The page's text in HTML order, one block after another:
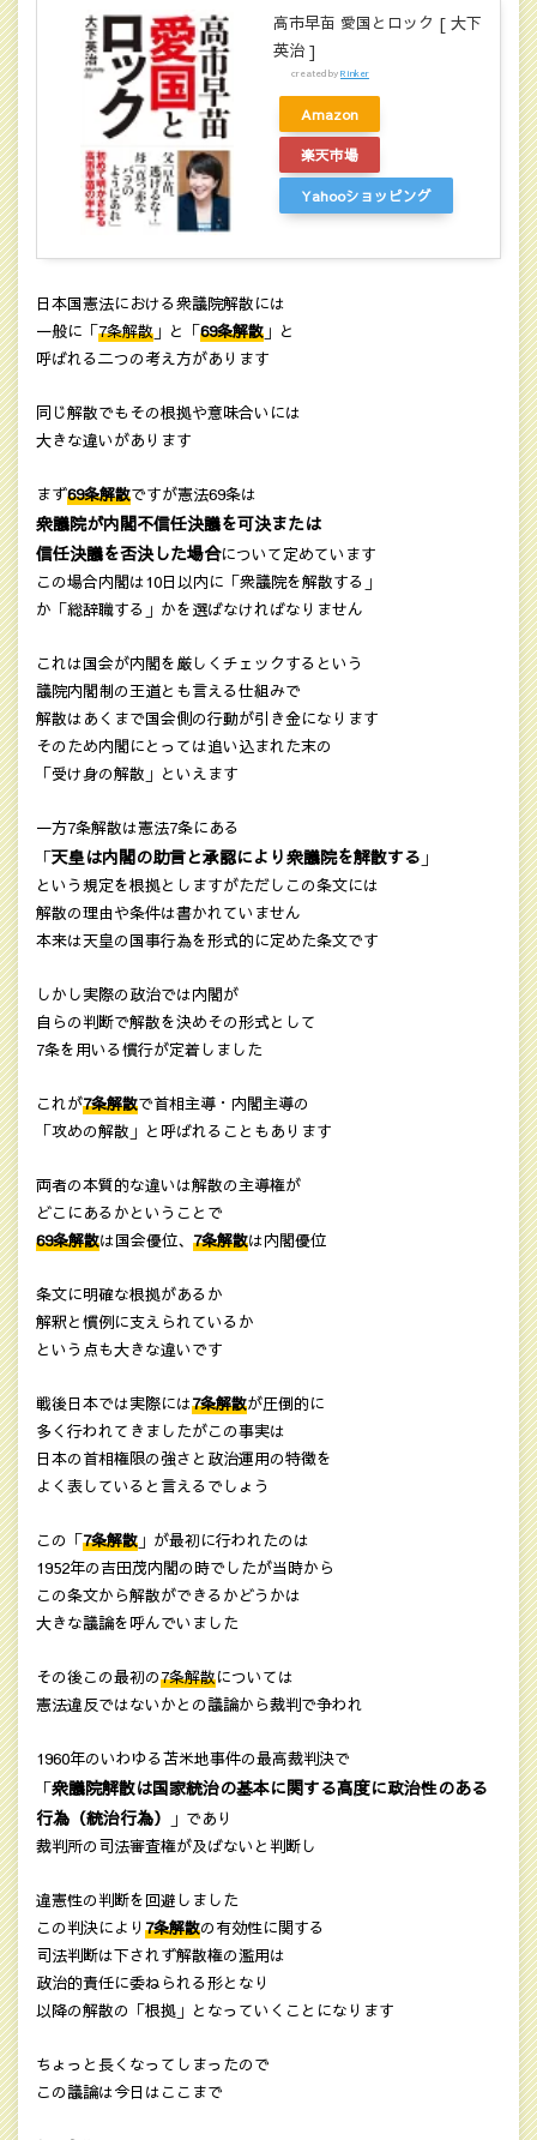
高市早苗 愛国とロック [ 大下
英治 ]
created byRinker
Amazon
楽天市場
Yahooショッピング
日本国憲法における衆議院解散には
一般に「7条解散 」と「69条解散 」と
呼ばれる二つの考え方があります
同じ解散でもその根拠や意味合いには
大きな違いがあります
まず69条解散ですが憲法69条は
衆議院が内閣不信任決議を可決または
信任決議を否決した場合について定めています
この場合内閣は10日以内に「衆議院を解散する」
か「総辞職する」かを選ばなければなりません
これは国会が内閣を厳しくチェックするという
議院内閣制の王道とも言える仕組みで
解散はあくまで国会側の行動が引き金になります
そのため内閣にとっては追い込まれた末の
「受け身の解散」といえます
一方7条解散は憲法7条にある
「天皇は内閣の助言と承認により衆議院を解散する 」
という規定を根拠としますがただしこの条文には
解散の理由や条件は書かれていません
本来は天皇の国事行為を形式的に定めた条文です
しかし実際の政治では内閣が
自らの判断で解散を決めその形式として
7条を用いる慣行が定着しました
これが7条解散で首相主導・内閣主導の
「攻めの解散」と呼ばれることもあります
両者の本質的な違いは解散の主導権が
どこにあるかということで
69条解散は国会優位、 7条解散は内閣優位
条文に明確な根拠があるか
解釈と慣例に支えられているか
という点も大きな違いです
戦後日本では実際には7条解散が圧倒的に
多く行われてきましたがこの事実は
日本の首相権限の強さと政治運用の特徴を
よく表していると言えるでしょう
この「7条解散 」が最初に行われたのは
1952年の吉田茂内閣の時でしたが当時から
この条文から解散ができるかどうかは
大きな議論を呼んでいました
その後この最初の7条解散については
憲法違反ではないかとの議論から裁判で争われ
1960年のいわゆる苫米地事件の最高裁判決で
「衆議院解散は国家統治の基本に関する高度に政治性のある
行為（統治行為）
」であり
裁判所の司法審査権が及ばないと判断し
違憲性の判断を回避しました
この判決により 7条解散の有効性に関する
司法判断は下されず解散権の濫用は
政治的責任に委ねられる形となり
以降の解散の「根拠」となっていくことになります
ちょっと長くなってしまったので
この議論は今日はここまで